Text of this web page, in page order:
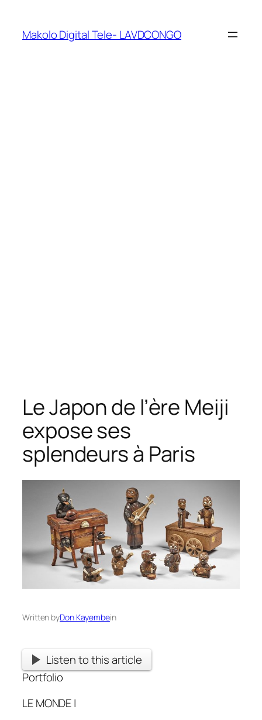
Makolo Digital Tele- LAVDCONGO
Le Japon de l’ère Meiji
expose ses
splendeurs à Paris
Written byDon Kayembein
Listen to this article
Portfolio
LE MONDE|